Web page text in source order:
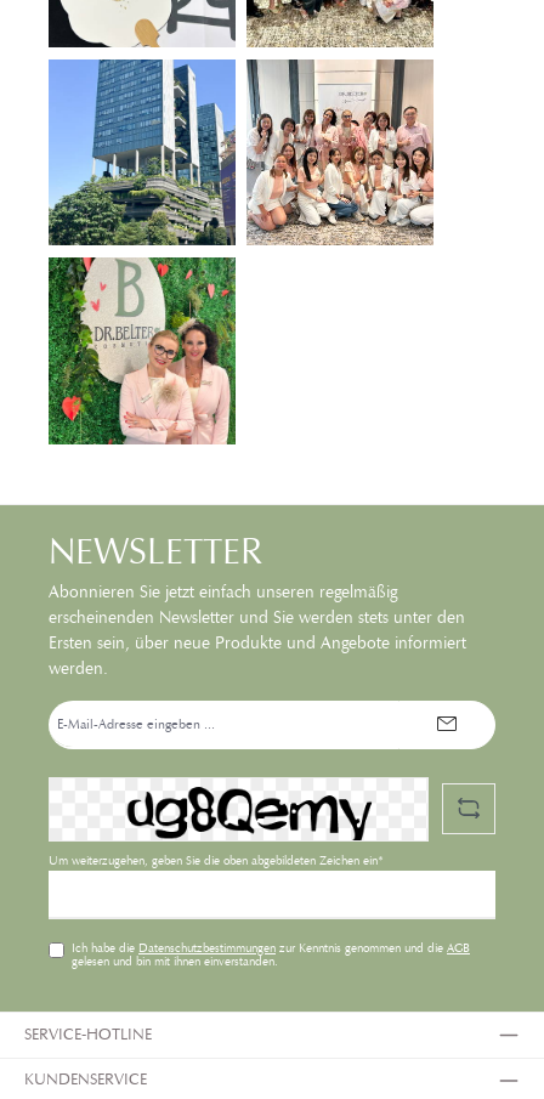
NEWSLETTER
Abonnieren Sie jetzt einfach unseren regelmäßig
erscheinenden Newsletter und Sie werden stets unter den
Ersten sein, über neue Produkte und Angebote informiert
werden.
E-
Mail-
Adresse*
Um weiterzugehen, geben Sie die oben abgebildeten Zeichen ein*
Ich habe die Datenschutzbestimmungenzur Kenntnis genommen und die AGB
gelesen und bin mit ihnen einverstanden.
SERVICE-HOTLINE
KUNDENSERVICE